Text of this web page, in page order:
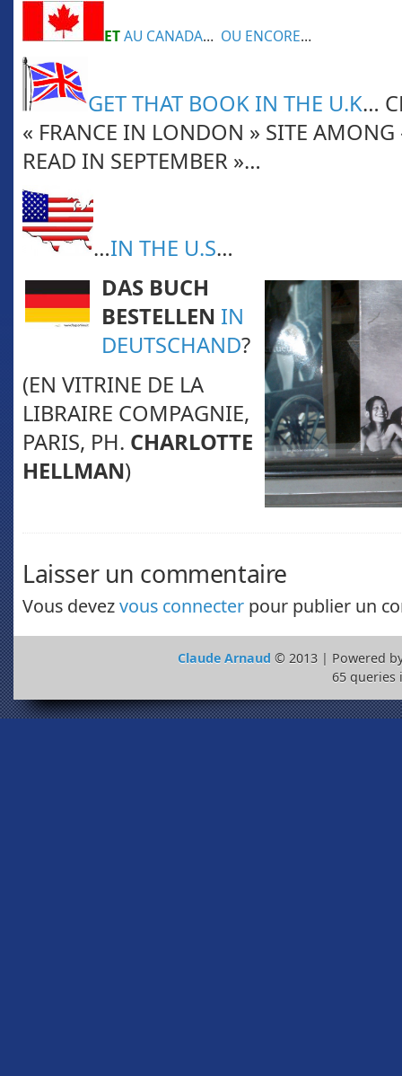
ETAU CANADA… OU ENCORE…
GET THAT BOOK IN THE U.K…
« FRANCE IN LONDON » SITE
READ IN SEPTEMBER »…
…IN THE U.S…
DAS BUCH
BESTELLEN IN
DEUTSCHAND?
(EN VITRINE DE LA
LIBRAIRE COMPAGNIE,
PARIS, PH. CHARLOTTE
HELLMAN)
Laisser un commentaire
Vous devezvous connecter pour publier un
Claude Arnaud © 2013 | Powered
65 queries